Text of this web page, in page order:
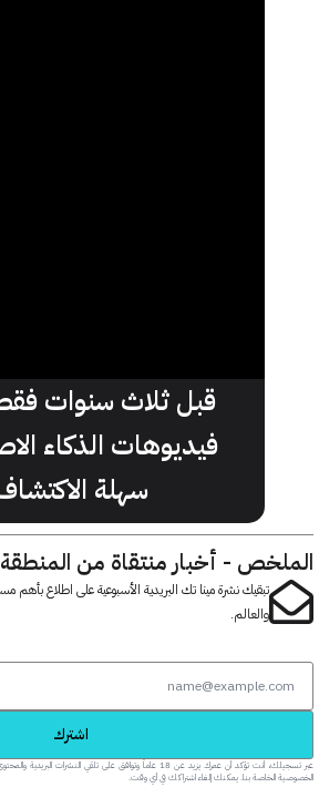
قبل ثلاث سنوات فقط،
فيديوهات الذكاء
سهلة الاكتشاف
- أخبار منتقاة من المنطقة كل
تبقيك نشرة مينا تك البريدية الأسبوعية على اطلاع بأهم مستجدات
والعالم.
عبر تسجيلك، أنت تؤكد أن عمرك يزيد عن 18 عاماً وتوافق على تلقي النشرات البريدية
بنا. يمكنك إلغاء اشتراكك في أي وقت.